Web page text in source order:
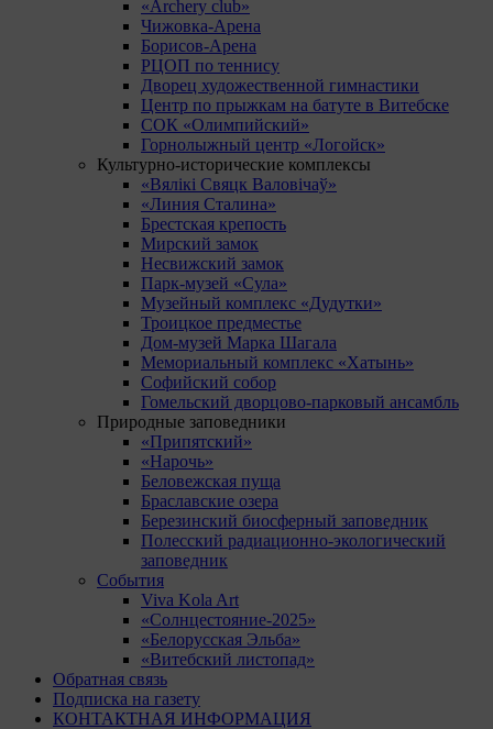
«Archery club»
Чижовка-Арена
Борисов-Арена
РЦОП по теннису
Дворец художественной гимнастики
Центр по прыжкам на батуте в Витебске
СОК «Олимпийский»
Горнолыжный центр «Логойск»
Культурно-исторические комплексы
«Вялікі Свяцк Валовічаў»
«Линия Сталина»
Брестская крепость
Мирский замок
Несвижский замок
Парк-музей «Сула»
Музейный комплекс «Дудутки»
Троицкое предместье
Дом-музей Марка Шагала
Мемориальный комплекс «Хатынь»
Софийский собор
Гомельский дворцово-парковый ансамбль
Природные заповедники
«Припятский»
«Нарочь»
Беловежская пуща
Браславские озера
Березинский биосферный заповедник
Полесский радиационно-экологический
заповедник
События
Viva Kola Art
«Солнцестояние-2025»
«Белорусская Эльба»
«Витебский листопад»
Обратная связь
Подписка на газету
КОНТАКТНАЯ ИНФОРМАЦИЯ